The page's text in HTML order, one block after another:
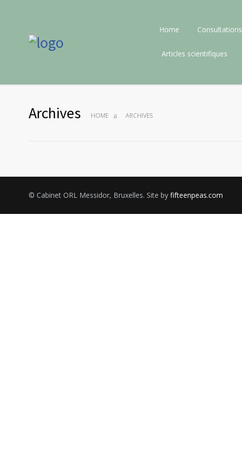
Home Consultations
Articles scientifiques
Archives HOME ARCHIVES
© Cabinet ORL Messidor, Bruxelles. Site by fifteenpeas.com